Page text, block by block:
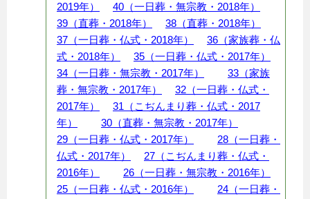
2019年）
40（一日葬・無宗教・2018年）
39（直葬・2018年）
38（直葬・2018年）
37（一日葬・仏式・2018年）
36（家族葬・仏
式・2018年）
35（一日葬・仏式・2017年）
34（一日葬・無宗教・2017年）
33（家族
葬・無宗教・2017年）
32（一日葬・仏式・
2017年）
31（こぢんまり葬・仏式・2017
年）
30（直葬・無宗教・2017年）
29（一日葬・仏式・2017年）
28（一日葬・
仏式・2017年）
27（こぢんまり葬・仏式・
2016年）
26（一日葬・無宗教・2016年）
25（一日葬・仏式・2016年）
24（一日葬・